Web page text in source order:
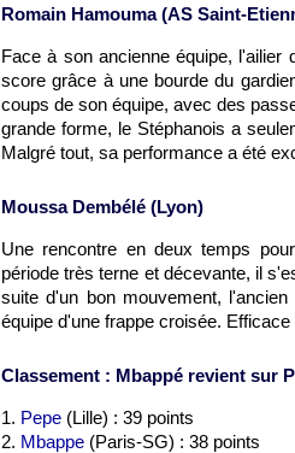
Romain Hamouma (AS Saint-
Face à son ancienne équipe, l'ailier
score grâce à une bourde du
coups de son équipe, avec des
grande forme, le Stéphanois a
Malgré tout, sa performance a été
Moussa Dembélé (Lyon)
Une rencontre en deux temps
période très terne et décevante, il
suite d'un bon mouvement,
équipe d'une frappe croisée.
Classement : Mbappé revient sur
1. Pepe (Lille) : 39 points
2. Mbappe (Paris-SG) : 38 points